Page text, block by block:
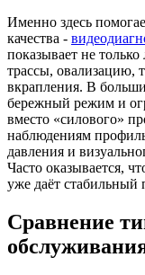
Именно здесь
качества -
показывает не
трассы, овализацию,
вкрапления. В
бережный режим и
вместо «силового»
наблюдениям
давления и
Часто оказывается,
уже даёт стабильный
Сравнение